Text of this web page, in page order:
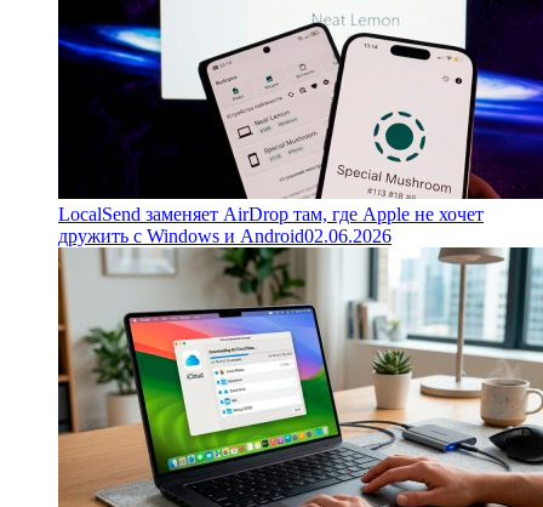
LocalSend заменяет AirDrop там, где Apple не хочет
дружить с Windows и Android02.06.2026